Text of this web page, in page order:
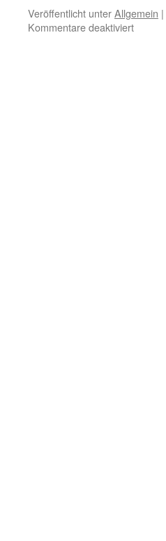
Veröffentlicht unterAllgemein |
Kommentare deaktiviertfür